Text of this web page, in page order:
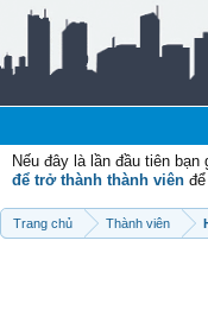
Nếu đây là lần đầu tiên
để trở thành thành viên
Trang chủ Thành viên